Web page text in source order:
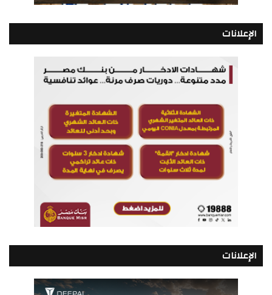
الإعلانات
الإعلانات